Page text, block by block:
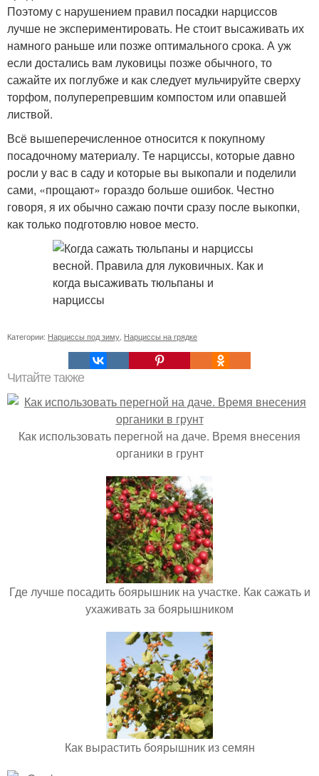
Поэтому с нарушением правил посадки нарциссов
лучше не экспериментировать. Не стоит высаживать их
намного раньше или позже оптимального срока. А уж
если достались вам луковицы позже обычного, то
сажайте их поглубже и как следует мульчируйте сверху
торфом, полуперепревшим компостом или опавшей
листвой.
Всё вышеперечисленное относится к покупному
посадочному материалу. Те нарциссы, которые давно
росли у вас в саду и которые вы выкопали и поделили
сами, «прощают» гораздо больше ошибок. Честно
говоря, я их обычно сажаю почти сразу после выкопки,
как только подготовлю новое место.
Категории: Нарциссы под зиму Нарциссы на грядке
Читайте также
Как использовать перегной на даче. Время внесения
органики в грунт
Где лучше посадить боярышник на участке. Как сажать и
ухаживать за боярышником
Как вырастить боярышник из семян